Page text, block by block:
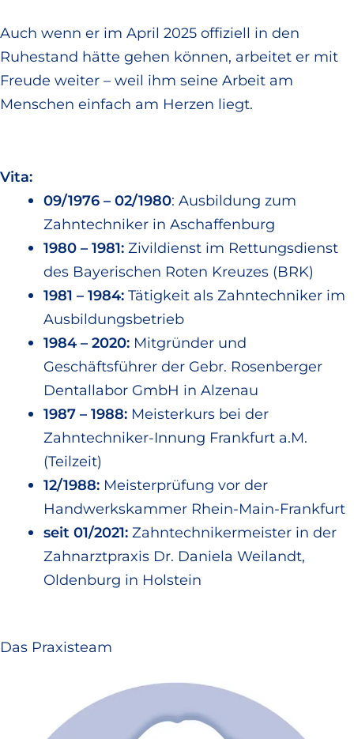
Auch wenn er im April 2025 offiziell in den
Ruhestand hätte gehen können, arbeitet er mit
Freude weiter – weil ihm seine Arbeit am
Menschen einfach am Herzen liegt.
Vita:
09/1976 – 02/1980: Ausbildung zum
Zahntechniker in Aschaffenburg
1980 – 1981:Zivildienst im Rettungsdienst
des Bayerischen Roten Kreuzes (BRK)
1981 – 1984:Tätigkeit als Zahntechniker im
Ausbildungsbetrieb
1984 – 2020:Mitgründer und
Geschäftsführer der Gebr. Rosenberger
Dentallabor GmbH in Alzenau
1987 – 1988:Meisterkurs bei der
Zahntechniker-Innung Frankfurt a.M.
(Teilzeit)
12/1988:Meisterprüfung vor der
Handwerkskammer Rhein-Main-Frankfurt
seit 01/2021:Zahntechnikermeister in der
Zahnarztpraxis Dr. Daniela Weilandt,
Oldenburg in Holstein
Das Praxisteam